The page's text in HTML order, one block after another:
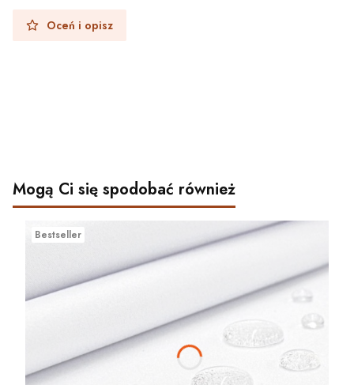
Oceń i opisz
Mogą Ci się spodobać również
Bestseller